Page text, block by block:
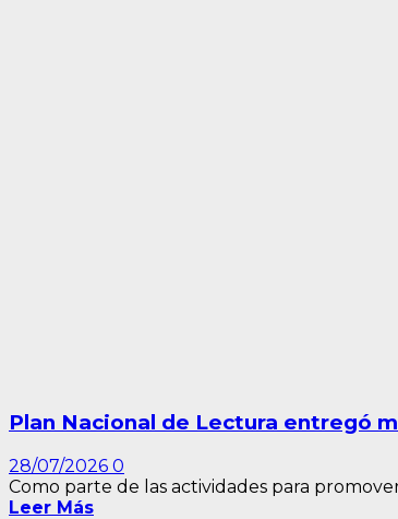
Plan Nacional de Lectura entregó
28/07/2026 0
Como parte de las actividades para
Leer Más